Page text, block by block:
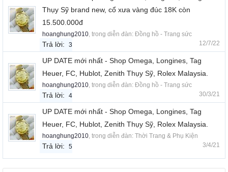
Thụy Sỹ brand new, cổ xưa vàng đúc 18K còn
15.500.000đ
hoanghung2010, trong diễn đàn: Đồng hồ - Trang sức
Trả lời: 3 12/7/22
UP DATE mới nhất - Shop Omega, Longines, Tag
Heuer, FC, Hublot, Zenith Thụy Sỹ, Rolex Malaysia.
hoanghung2010, trong diễn đàn: Đồng hồ - Trang sức
Trả lời: 4 30/3/21
UP DATE mới nhất - Shop Omega, Longines, Tag
Heuer, FC, Hublot, Zenith Thụy Sỹ, Rolex Malaysia.
hoanghung2010, trong diễn đàn: Thời Trang & Phụ Kiện
Trả lời: 5 3/4/21